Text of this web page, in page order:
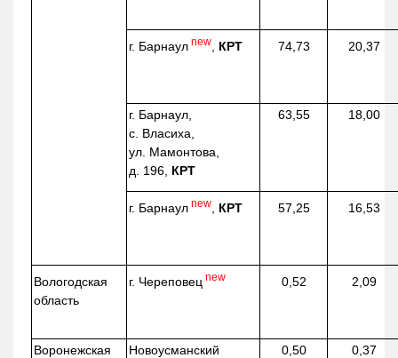
г. Барнаул new КРТ 74,73 20,37
г. Барнаул,
с. Власиха,
ул. Мамонтова,
д. 196, КРТ
63,55 18,00
г. Барнаул new КРТ 57,25 16,53
Вологодская
область
г. Череповец new 0,52 2,09
Воронежская Новоусманский 0,50 0,37